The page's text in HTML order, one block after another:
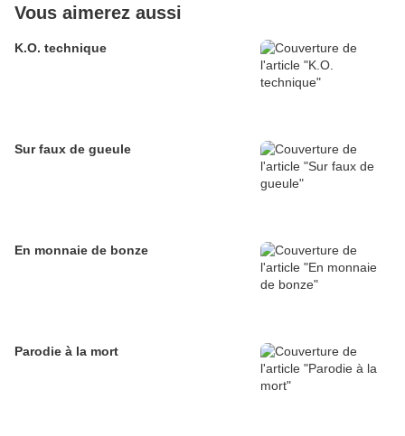
Vous aimerez aussi
K.O. technique
Sur faux de gueule
En monnaie de bonze
Parodie à la mort